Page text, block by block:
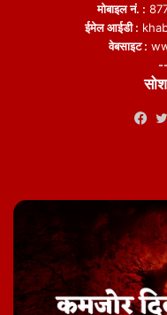
मोबाइल नं. :
ईमेल आईडी :
वेबसाइट :